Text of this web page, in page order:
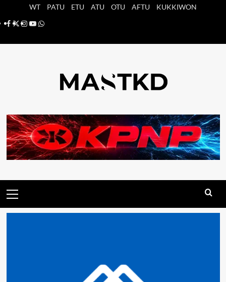
WT PATU ETU ATU OTU AFTU
KUKKIWON
Facebook
X Instagram
YouTube
Whatsapp
principal